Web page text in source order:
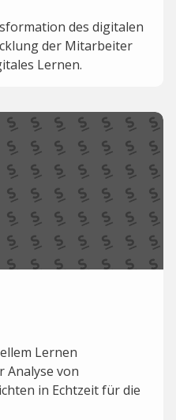
des digitalen
der Mitarbeiter
Lernen.
Lernen
Analyse von
in Echtzeit für die